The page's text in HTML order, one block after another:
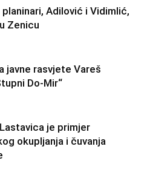
Adilović i Vidimlić,
Zenicu
javne rasvjete Vareš
Do-Mir“
je primjer
okupljanja i čuvanja